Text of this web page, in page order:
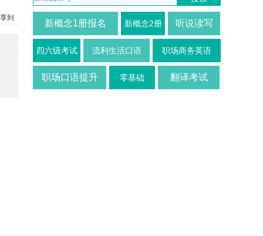
到
新概念1册报名 新概念2册 听说读写
四六级考试 流利生活口语 职场商务英语
职场口语提升 零基础 翻译考试